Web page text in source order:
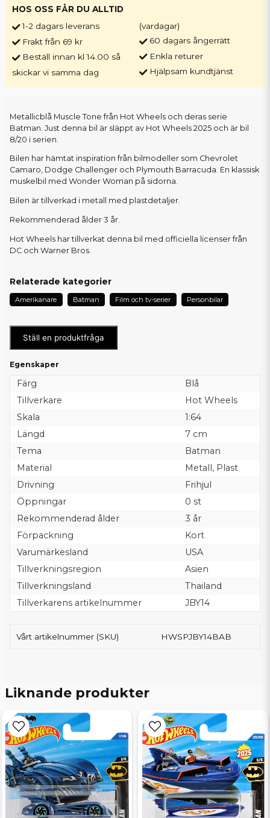
HOS OSS FÅR DU ALLTID
1-2 dagars leverans
Frakt från 69 kr
Beställ innan kl 14.00 så
skickar vi samma dag
(vardagar)
60 dagars ångerrätt
Enkla returer
Hjälpsam kundtjänst
Metallicblå Muscle Tone från Hot Wheels och deras serie
Batman. Just denna bil är släppt av Hot Wheels 2025 och är bil
8/20 i serien.
Bilen har hämtat inspiration från bilmodeller som Chevrolet
Camaro, Dodge Challenger och Plymouth Barracuda. En klassisk
muskelbil med Wonder Woman på sidorna.
Bilen är tillverkad i metall med plastdetaljer.
Rekommenderad ålder 3 år.
Hot Wheels har tillverkat denna bil med officiella licenser från
DC och Warner Bros.
Relaterade kategorier
Amerikanare Batman Film och tv-serier Personbilar
Ställ en produktfråga
Egenskaper
Färg
Blå
Tillverkare
Hot Wheels
Skala
1:64
Längd
7 cm
Tema
Batman
Material
Metall, Plast
Drivning
Frihjul
Öppningar
0 st
Rekommenderad ålder
3 år
Förpackning
Kort
Varumärkesland
USA
Tillverkningsregion
Asien
Tillverkningsland
Thailand
Tillverkarens artikelnummer
JBY14
Vårt artikelnummer (SKU) HWSPJBY14BAB
Liknande produkter